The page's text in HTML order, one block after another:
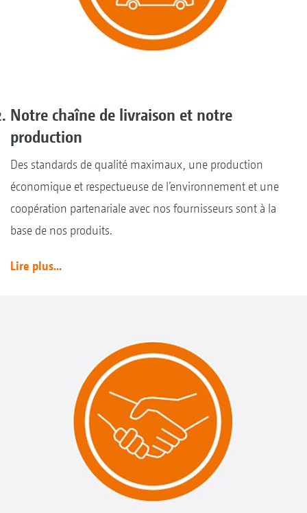
Notre chaîne de livraison et notre
production
Des standards de qualité maximaux, une production
économique et respectueuse de l’environnement et une
coopération partenariale avec nos fournisseurs sont à la
base de nos produits.
Lire plus...